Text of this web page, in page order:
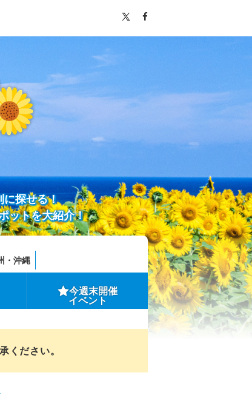
に探せる！
ットを大紹介！
・沖縄
今週末開催
イベント
ください。